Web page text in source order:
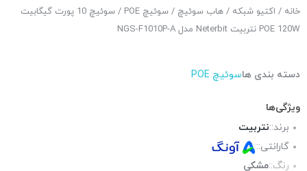
خانه / اکتیو شبکه / هاب سوئیچ / سوئیچ POE
/ سوئیچ 10 پورت گیگابیت
POE 120W نتربیت Neterbit مدل NGS-F1010P-A
دسته بندی هاسوئیچ POE
ویژگی‌ها
برند::نتربیت
گارانتی::
رنگ::مشکی